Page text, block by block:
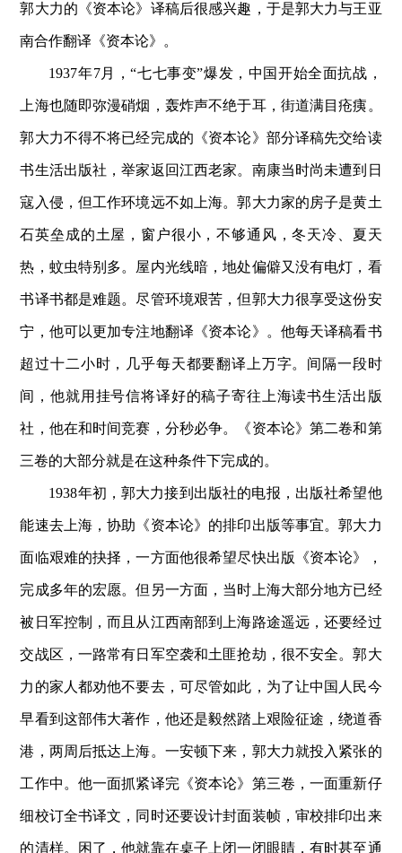
郭大力的《资本论》译稿后很感兴趣，于是郭大力与王亚
南合作翻译《资本论》。
1937年7月，“七七事变”爆发，中国开始全面抗战，
上海也随即弥漫硝烟，轰炸声不绝于耳，街道满目疮痍。
郭大力不得不将已经完成的《资本论》部分译稿先交给读
书生活出版社，举家返回江西老家。南康当时尚未遭到日
寇入侵，但工作环境远不如上海。郭大力家的房子是黄土
石英垒成的土屋，窗户很小，不够通风，冬天冷、夏天
热，蚊虫特别多。屋内光线暗，地处偏僻又没有电灯，看
书译书都是难题。尽管环境艰苦，但郭大力很享受这份安
宁，他可以更加专注地翻译《资本论》。他每天译稿看书
超过十二小时，几乎每天都要翻译上万字。间隔一段时
间，他就用挂号信将译好的稿子寄往上海读书生活出版
社，他在和时间竞赛，分秒必争。《资本论》第二卷和第
三卷的大部分就是在这种条件下完成的。
1938年初，郭大力接到出版社的电报，出版社希望他
能速去上海，协助《资本论》的排印出版等事宜。郭大力
面临艰难的抉择，一方面他很希望尽快出版《资本论》，
完成多年的宏愿。但另一方面，当时上海大部分地方已经
被日军控制，而且从江西南部到上海路途遥远，还要经过
交战区，一路常有日军空袭和土匪抢劫，很不安全。郭大
力的家人都劝他不要去，可尽管如此，为了让中国人民今
早看到这部伟大著作，他还是毅然踏上艰险征途，绕道香
港，两周后抵达上海。一安顿下来，郭大力就投入紧张的
工作中。他一面抓紧译完《资本论》第三卷，一面重新仔
细校订全书译文，同时还要设计封面装帧，审校排印出来
的清样。困了，他就靠在桌子上闭一闭眼睛，有时甚至通